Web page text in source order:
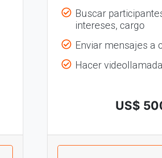
Buscar
intereses, cargo
Enviar mensajes a
Hacer
US$